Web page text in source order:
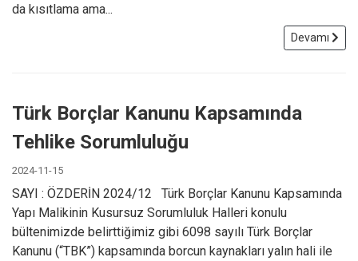
da kısıtlama ama...
Devamı
Türk Borçlar Kanunu Kapsamında
Tehlike Sorumluluğu
2024-11-15
SAYI : ÖZDERİN 2024/12 Türk Borçlar Kanunu Kapsamında
Yapı Malikinin Kusursuz Sorumluluk Halleri konulu
bültenimizde belirttiğimiz gibi 6098 sayılı Türk Borçlar
Kanunu (“TBK”) kapsamında borcun kaynakları yalın hali ile